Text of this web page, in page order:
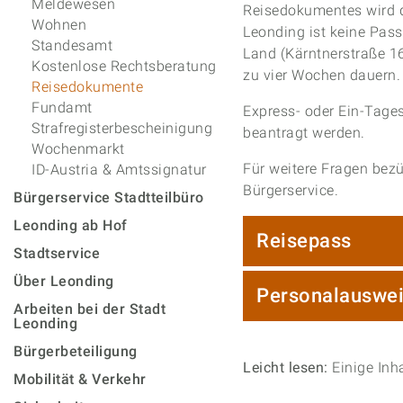
Meldewesen
Wohnen
Standesamt
Kostenlose Rechtsberatung
Reisedokumente
Fundamt
Strafregisterbescheinigung
Wochenmarkt
ID-Austria & Amtssignatur
Bürgerservice Stadtteilbüro
Leonding ab Hof
Stadtservice
Über Leonding
Arbeiten bei der Stadt
Leonding
Bürgerbeteiligung
Mobilität & Verkehr
Reisedokumentes
Leonding ist keine
Land (Kärntnerstraße
zu vier Wochen dauern.
Express- oder Ein-
beantragt werden.
Für weitere Fragen
Bürgerservice.
Reisepass
Leicht lesen: Einige